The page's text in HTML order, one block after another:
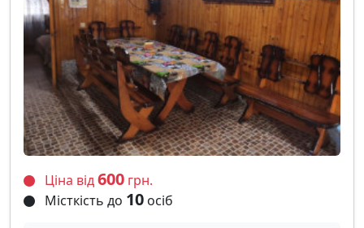
Ціна від600 грн.
Місткість до 10 осіб